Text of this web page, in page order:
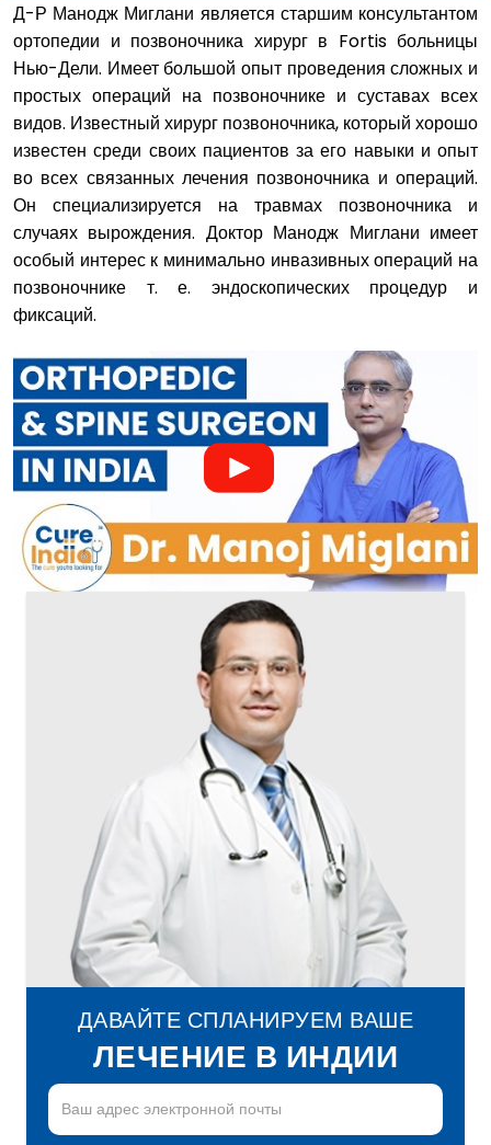
Д-Р Манодж Миглани является старшим консультантом
ортопедии и позвоночника хирург в Fortis больницы
Нью-Дели. Имеет большой опыт проведения сложных и
простых операций на позвоночнике и суставах всех
видов. Известный хирург позвоночника, который хорошо
известен среди своих пациентов за его навыки и опыт
во всех связанных лечения позвоночника и операций.
Он специализируется на травмах позвоночника и
случаях вырождения. Доктор Манодж Миглани имеет
особый интерес к минимально инвазивных операций на
позвоночнике т. е. эндоскопических процедур и
фиксаций.
ДАВАЙТЕ СПЛАНИРУЕМ ВАШЕ
ЛЕЧЕНИЕ В ИНДИИ